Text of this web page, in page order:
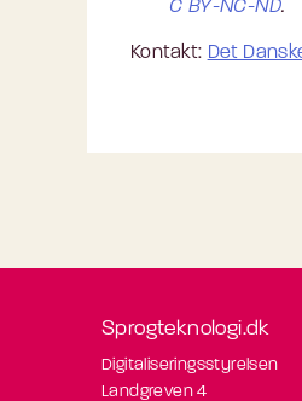
C BY-NC-ND.
Kontakt: Det
Sprogteknologi.dk
Digitaliseringsstyrelsen
Landgreven 4